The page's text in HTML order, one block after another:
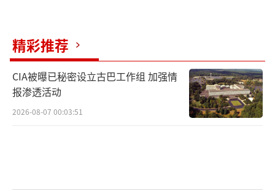
精彩推荐
CIA被曝已秘密设立古巴工作组 加强情
报渗透活动
2026-08-07 00:03:51